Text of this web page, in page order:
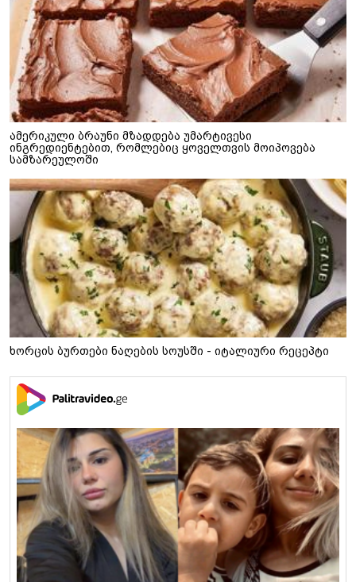
ამერიკული ბრაუნი მზადდება უმარტივესი
ინგრედიენტებით, რომლებიც ყოველთვის მოიპოვება
სამზარეულოში
ხორცის ბურთები ნაღების სოუსში - იტალიური რეცეპტი